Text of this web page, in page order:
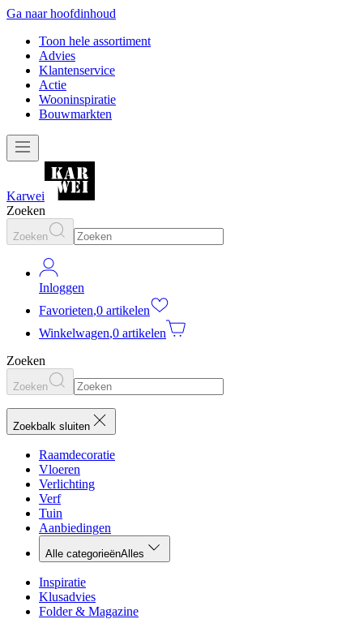
Ga naar hoofdinhoud
Toon hele assortiment
Advies
Klantenservice
Actie
Wooninspiratie
Bouwmarkten
Karwei
Zoeken
Zoeken
Inloggen
Favorieten,0 artikelen
Winkelwagen,0 artikelen
Zoeken
Zoeken
Zoekbalk sluiten
Raamdecoratie
Vloeren
Verlichting
Verf
Tuin
Aanbiedingen
Alle categorieënAlles
Inspiratie
Klusadvies
Folder & Magazine